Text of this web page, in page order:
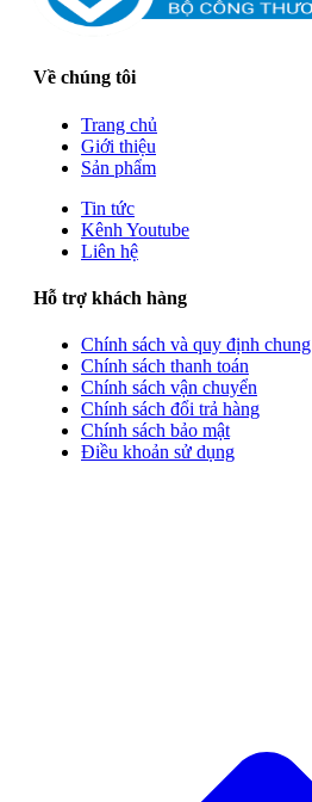
Về chúng tôi
Trang chủ
Giới thiệu
Sản phẩm
Tin tức
Kênh Youtube
Liên hệ
Hỗ trợ khách hàng
Chính sách và quy định chung
Chính sách thanh toán
Chính sách vận chuyển
Chính sách đổi trả hàng
Chính sách bảo mật
Điều khoản sử dụng